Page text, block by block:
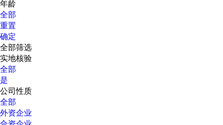
年龄
全部
重置
确定
全部筛选
实地核验
全部
是
公司性质
全部
外资企业